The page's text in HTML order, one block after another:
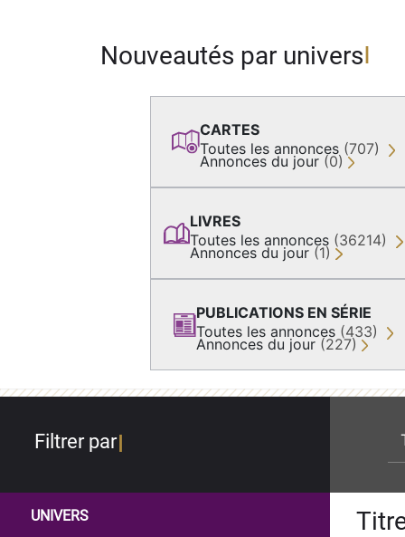
Nouveautés par univers
CARTES
Toutes les annonces (707)
Annonces du jour (0)
LIVRES
Toutes les annonces (36214)
Annonces du jour (1)
PUBLICATIONS EN SÉRIE
Toutes les annonces (433)
Annonces du jour (227)
Filtrer par
UNIVERS